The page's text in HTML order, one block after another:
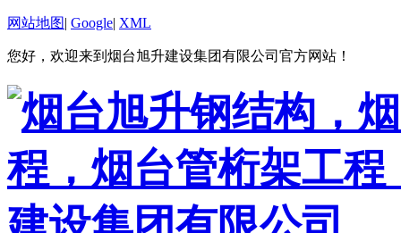
网站地图| Google| XML
您好，欢迎来到烟台旭升建设集团有限公司官方网站！